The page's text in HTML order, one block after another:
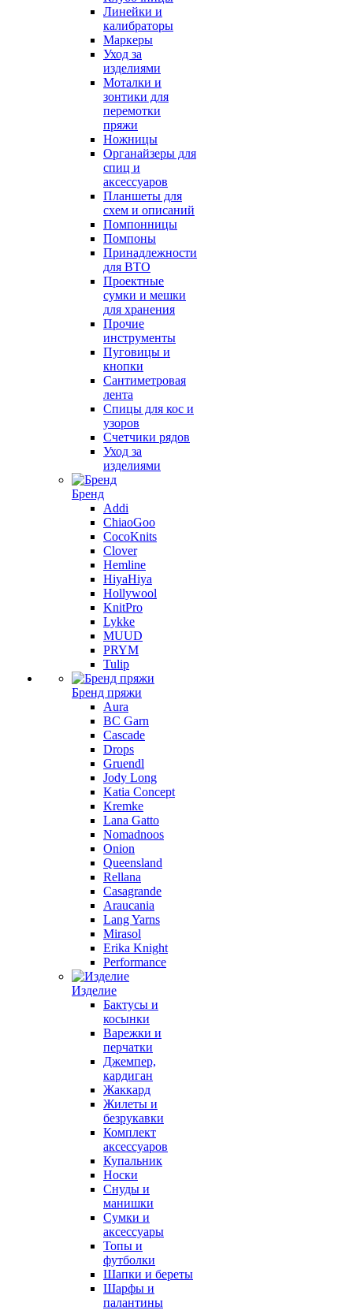
Линейки и
калибраторы
Маркеры
Уход за
изделиями
Моталки и
зонтики для
перемотки
пряжи
Ножницы
Органайзеры для
спиц и
аксессуаров
Планшеты для
схем и описаний
Помпонницы
Помпоны
Принадлежности
для ВТО
Проектные
сумки и мешки
для хранения
Прочие
инструменты
Пуговицы и
кнопки
Сантиметровая
лента
Спицы для кос и
узоров
Счетчики рядов
Уход за
изделиями
Бренд
Addi
ChiaoGoo
CocoKnits
Clover
Hemline
HiyaHiya
Hollywool
KnitPro
Lykke
MUUD
PRYM
Tulip
Бренд пряжи
Aura
BC Garn
Cascade
Drops
Gruendl
Jody Long
Katia Concept
Kremke
Lana Gatto
Nomadnoos
Onion
Queensland
Rellana
Casagrande
Araucania
Lang Yarns
Mirasol
Erika Knight
Performance
Изделие
Бактусы и
косынки
Варежки и
перчатки
Джемпер,
кардиган
Жаккард
Жилеты и
безрукавки
Комплект
аксессуаров
Купальник
Носки
Снуды и
манишки
Сумки и
аксессуары
Топы и
футболки
Шапки и береты
Шарфы и
палантины